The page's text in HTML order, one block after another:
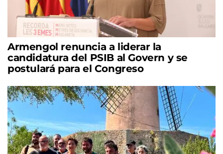
Armengol renuncia a liderar la
candidatura del PSIB al Govern y se
postulará para el Congreso